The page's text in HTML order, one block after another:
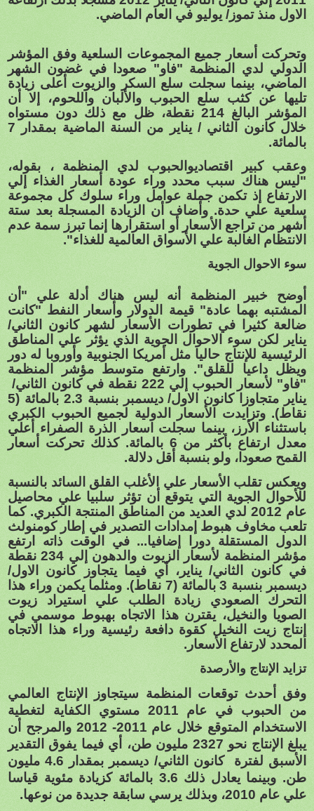
الاول منذ تموز/ يوليو في العام الماضي.
وتحركت أسعار جميع المجموعات السلعية وفق المؤشر
الدولي لدي المنظمة "فاو" صعودا في غضون الشهر
الماضي، بينما سجلت سلع السكر والزيوت أعلى زيادة
تليها عن كثب سلع الحبوب والألبان واللحوم، إلا أن
المؤشر البالغ 214 نقطة، ظل مع ذلك دون مستواه
خلال كانون الثاني / يناير من السنة الماضية بمقدار 7
بالمائة.
وعقب كبير اقتصاديوالحبوب لدي المنظمة ، بقوله،
"ليس هناك سبب محدد وراء عودة أسعار الغذاء إلي
الارتفاع إذ تكمن جملة عوامل وراء سلوك كل مجموعة
سلعية علي حدة. وأضاف أن الزيادة المسجلة بعد ستة
أشهر من تراجع الأسعار أو استقرارها إنما تبرز سمة عدم
الانتظام الغالبة علي الأسواق العالمية للغذاء".
سوء الاحوال الجوية
أوضح خبير المنظمة أنه ليس هناك أدلة علي "أن
المشتبه بهما عادة" قيمة الدولار وأسعار النفط "كانت
ضالعة كثيرا في تطورات الأسعار لشهر كانون الثاني/
يناير لكن سوء الاحوال الجوية الذي يؤثر علي المناطق
الرئيسية للإنتاج حاليا مثل أمريكا الجنوبية وأوروبا له دور
ويظل داعيا للقلق". وارتفع متوسط مؤشر المنظمة
"فاو" لأسعار الحبوب إلي 222 نقطة في كانون الثاني/
يناير متجاوزا كانون الاول/ ديسمبر بنسبة 2.3 بالمائة (5
نقاط). وتزايدت الأسعار الدولية لجميع الحبوب الكبري
باستثناء الأرز، بينما سجلت اسعار الذرة الصفراء أعلي
معدل ارتفاع بأكثر من 6 بالمائة. كذلك تحركت أسعار
القمح صعودا، ولو بنسبة أقل دلالة.
ويعكس تقلب الأسعار علي الأغلب القلق السائد بالنسبة
للأحوال الجوية التي يتوقع أن تؤثر سلبيا علي محاصيل
عام 2012 لدي العديد من المناطق المنتجة الكبري. كما
تلعب مخاوف هبوط إمدادات التصدير في إطار كومنولث
الدول المستقلة دورا إضافيا... في الوقت ذاته ارتفع
مؤشر المنظمة لأسعار الزيوت والدهون إلي 234 نقطة
في كانون الثاني/ يناير، أي فيما يتجاوز كانون الاول/
ديسمبر بنسبة 3 بالمائة (7 نقاط). ومثلما يكمن وراء هذا
التحرك الصعودي زيادة الطلب علي استيراد زيوت
الصويا والنخيل، يقترن هذا الاتجاه بهبوط موسمي في
إنتاج زيت النخيل كقوة دافعة رئيسية وراء هذا الاتجاه
المحدد لارتفاع الأسعار.
تزايد الإنتاج والأرصدة
وفق أحدث توقعات المنظمة سيتجاوز الإنتاج العالمي
من الحبوب في عام 2011 مستوي الكفاية لتغطية
الاستخدام المتوقع خلال عام 2011- 2012 والمرجح أن
يبلغ الإنتاج نحو 2327 مليون طن، أي فيما يفوق التقدير
الأسبق لفترة
كانون الثاني/ ديسمبر بمقدار 4.6 مليون
طن. وبينما يعادل ذلك 3.6 بالمائة كزيادة مئوية قياسا
علي عام 2010، وبذلك يرسي سابقة جديدة من نوعها.